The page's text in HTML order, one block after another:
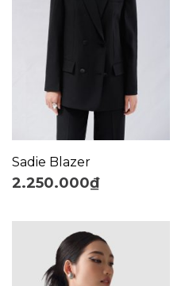
Sadie Blazer
2.250.000₫